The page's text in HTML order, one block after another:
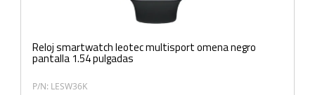
Reloj smartwatch leotec multisport omena negro
pantalla 1.54 pulgadas
P/N: LESW36K